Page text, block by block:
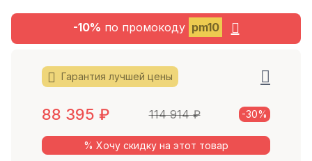
-10% по промокоду pm10
Гарантия лучшей цены
88 395 ₽ 114 914₽ -30%
% Хочу скидку на этот товар